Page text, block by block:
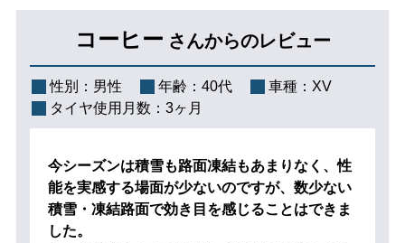
コーヒー さんからのレビュー
性別： 男性 年齢： 40代 車種： XV
タイヤ使用月数： 3ヶ月
今シーズンは積雪も路面凍結もあまりなく、性
能を実感する場面が少ないのですが、数少ない
積雪・凍結路面で効き目を感じることはできま
した。